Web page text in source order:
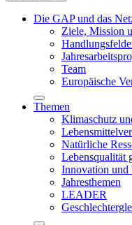
Die GAP und das
Ziele, Mission
Team
Europäische
Themen
Klimaschutz
Natürliche
Lebensqualität
Innovation und
Jahresthemen
LEADER